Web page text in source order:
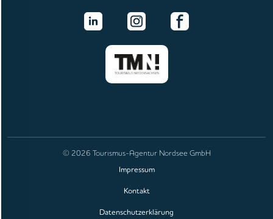
© 2026 Tourismus-Agentur Nordsee GmbH
Impressum
Kontakt
Datenschutzerklärung